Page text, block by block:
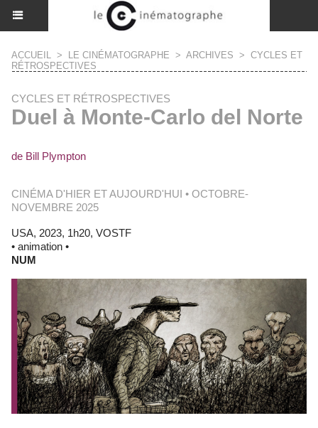
ACCUEIL > LE CINÉMATOGRAPHE > ARCHIVES > CYCLES ET
RÉTROSPECTIVES
CYCLES ET RÉTROSPECTIVES
Duel à Monte-Carlo del Norte
de Bill Plympton
CINÉMA D'HIER ET AUJOURD'HUI • OCTOBRE-
NOVEMBRE 2025
USA, 2023, 1h20, VOSTF
• animation •
NUM